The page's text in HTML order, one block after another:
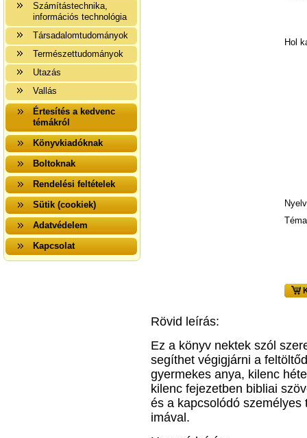
Számítástechnika,
információs technológia
Társadalomtudományok
Természettudományok
Utazás
Vallás
Értesítés a kedvenc
témákról
Könyvkiadóknak
Boltoknak
Rendelési feltételek
Sütik (cookiek)
Adatvédelem
Kapcsolat
Hol
Rövid leírás:
Ez a könyv nektek szól
segíthet végigjárni a
gyermekes anya, kilenc
kilenc fejezetben bibliai
és a kapcsolódó
imával.